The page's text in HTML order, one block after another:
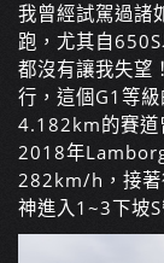
我曾經試駕過諸
跑，尤其自
都沒有讓我失望
行，這個G1等
4.182km的賽道
2018年
282km/h，接著
神進入1~3下坡